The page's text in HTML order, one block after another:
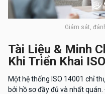
Giám sát,
Tài Liệu & Minh
Khi Triển Khai
Một hệ thống ISO 14001 chỉ
bởi hồ sơ đầy đủ và nhất